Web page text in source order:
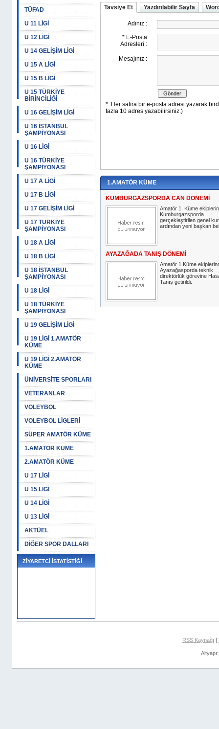
TÜFAD
U 11 LİGİ
U 12 LİGİ
U 14 GELİŞİM LİGİ
U 15 A LİGİ
U 15 B LİGİ
U 15 TÜRKİYE
BİRİNCİLİĞİ
U 16 GELİŞİM LİGİ
U 16 İSTANBUL
ŞAMPİYONASI
U 16 LİGİ
U 16 TÜRKİYE
ŞAMPİYONASI
U 17 A LİGİ
U 17 B LİGİ
U 17 GELİŞİM LİGİ
U 17 TÜRKİYE
ŞAMPİYONASI
U 18 A LİGİ
U 18 B LİGİ
U 18 İSTANBUL
ŞAMPİYONASI
U 18 LİGİ
U 18 TÜRKİYE
ŞAMPİYONASI
U 19 GELİŞİM LİGİ
U 19 LİGİ 1.AMATÖR
KÜME
U 19 LİGİ 2.AMATÖR
KÜME
ÜNİVERSİTE SPORLARI
VETERANLAR
VOLEYBOL
VOLEYBOL LİGLERİ
SÜPER AMATÖR KÜME
1.AMATÖR KÜME
2.AMATÖR KÜME
U 17 LİGİ
U 15 LİGİ
U 14 LİGİ
U 13 LİGİ
AKTÜEL
DİĞER SPOR DALLARI
ZİYARETCİ İSTATİSTİĞİ
Tavsiye Et Yazdırılabilir Sayfa
1.AMATÖR KÜME
KUMBURGAZSPORDA CAN DÖNEMİ
Amatör 1. Küme
Kumburgazsporda
gerçekleştirilen genel
ardından yeni başkan
AYAZAĞADA TANIŞ DÖNEMİ
Amatör 1.Küme
Ayazağasporda teknik
direktörlük görevine
Tanış getirildi.
RSS Kaynağı |